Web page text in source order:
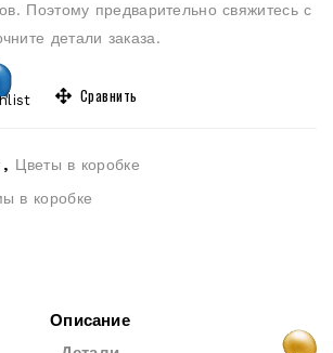
Поэтому предварительно свяжитесь с
детали заказа.
Сравнить
, Цветы в коробке
в коробке
Описание